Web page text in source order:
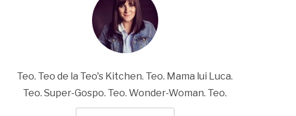
Teo. Teo de la Teo's Kitchen. Teo. Mama lui Luca.
Teo. Super-Gospo. Teo. Wonder-Woman. Teo.